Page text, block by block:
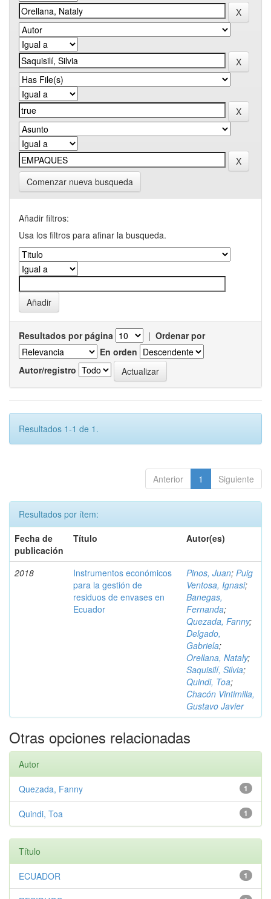
Comenzar nueva busqueda
Añadir filtros:
Usa los filtros para afinar la busqueda.
Resultados por página | Ordenar por
En orden
Autor/registro
Resultados 1-1 de 1.
Anterior 1 Siguiente
Resultados por ítem:
Fecha de
publicación
Título Autor(es)
2018
Instrumentos económicos
para la gestión de
residuos de envases en
Ecuador
Pinos, Juan; Puig
Ventosa, Ignasi;
Banegas,
Fernanda;
Quezada, Fanny;
Delgado,
Gabriela;
Orellana, Nataly;
Saquisilí, Silvia;
Quindi, Toa;
Chacón Vintimilla,
Gustavo Javier
Otras opciones relacionadas
Autor
1
Quezada, Fanny
1
Quindi, Toa
Título
1
ECUADOR